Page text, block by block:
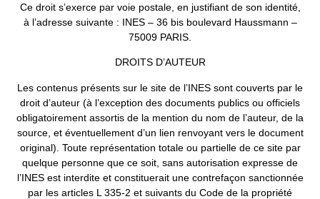
Ce droit s’exerce par voie postale, en justifiant de son identité,
à l’adresse suivante : INES – 36 bis boulevard Haussmann –
75009 PARIS.
DROITS D’AUTEUR
Les contenus présents sur le site de l’INES sont couverts par le
droit d’auteur (à l’exception des documents publics ou officiels
obligatoirement assortis de la mention du nom de l’auteur, de la
source, et éventuellement d’un lien renvoyant vers le document
original). Toute représentation totale ou partielle de ce site par
quelque personne que ce soit, sans autorisation expresse de
l’INES est interdite et constituerait une contrefaçon sanctionnée
par les articles L 335-2 et suivants du Code de la propriété